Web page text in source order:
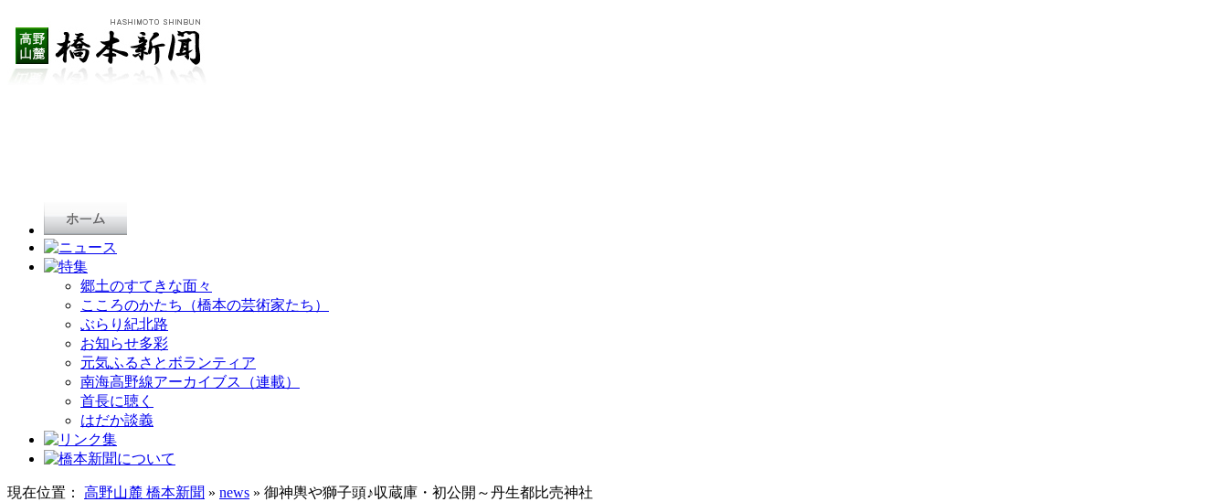
郷土のすてきな面々
こころのかたち（橋本の芸術家たち）
ぶらり紀北路
お知らせ多彩
元気ふるさとボランティア
南海高野線アーカイブス（連載）
首長に聴く
はだか談義
現在位置： 高野山麓 橋本新聞 » news » 御神輿や獅子頭♪収蔵庫・初公開～丹生都比売神社